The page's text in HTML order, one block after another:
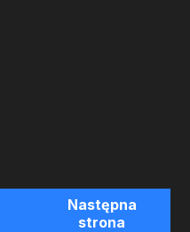
Następna
strona